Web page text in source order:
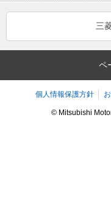
三
ペ
個人情報保護方針
© Mitsubishi